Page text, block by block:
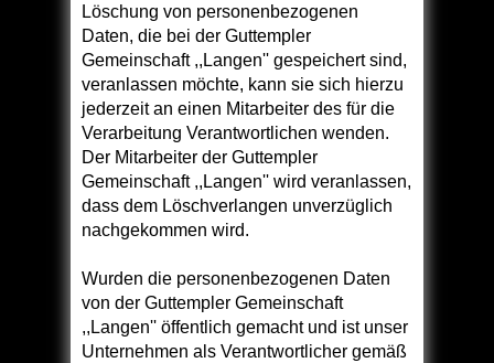
Löschung von personenbezogenen
Daten, die bei der Guttempler
Gemeinschaft ,,Langen'' gespeichert sind,
veranlassen möchte, kann sie sich hierzu
jederzeit an einen Mitarbeiter des für die
Verarbeitung Verantwortlichen wenden.
Der Mitarbeiter der Guttempler
Gemeinschaft ,,Langen'' wird veranlassen,
dass dem Löschverlangen unverzüglich
nachgekommen wird.
Wurden die personenbezogenen Daten
von der Guttempler Gemeinschaft
,,Langen'' öffentlich gemacht und ist unser
Unternehmen als Verantwortlicher gemäß